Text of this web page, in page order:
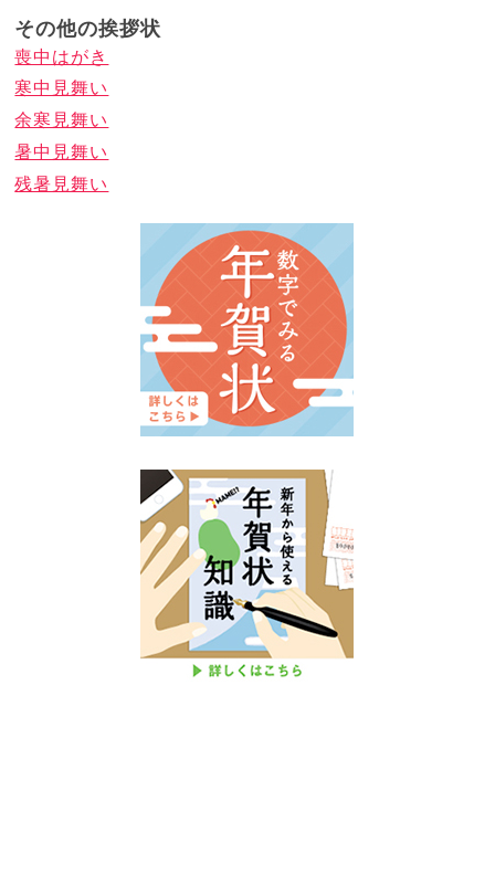
その他の挨拶状
喪中はがき
寒中見舞い
余寒見舞い
暑中見舞い
残暑見舞い